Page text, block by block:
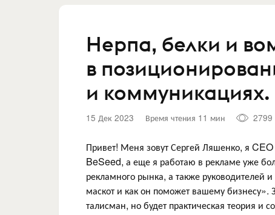
Нерпа, белки и
в
и коммуникациях.
15 Дек 2023 Время чтения 11 мин 2799
Привет! Меня зовут Сергей Ляшенко, я
BeSeed, а еще я работаю в рекламе уже
рекламного рынка, а также руководителей
маскот и как он поможет вашему бизнесу».
талисман, но будет практическая теория и